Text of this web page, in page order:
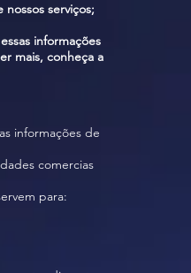
serviços;
informações
mais, conheça a
informações de
comercias
para: